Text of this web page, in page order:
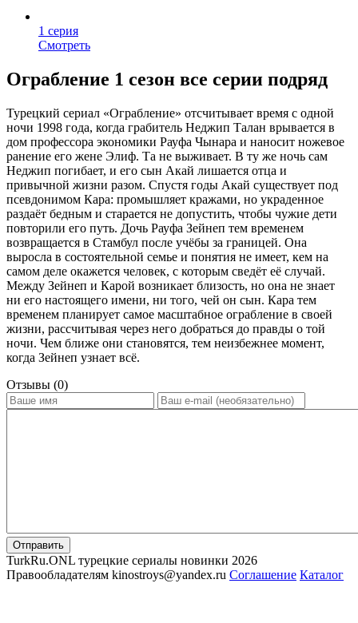
1 серия
Смотреть
Ограбление 1 сезон все серии подряд
Турецкий сериал «Ограбление» отсчитывает время с одной
ночи 1998 года, когда грабитель Неджип Талан врывается в
дом профессора экономики Рауфа Чынара и наносит ножевое
ранение его жене Элиф. Та не выживает. В ту же ночь сам
Неджип погибает, и его сын Акай лишается отца и
привычной жизни разом. Спустя годы Акай существует под
псевдонимом Кара: промышляет кражами, но украденное
раздаёт бедным и старается не допустить, чтобы чужие дети
повторили его путь. Дочь Рауфа Зейнеп тем временем
возвращается в Стамбул после учёбы за границей. Она
выросла в состоятельной семье и понятия не имеет, кем на
самом деле окажется человек, с которым сведёт её случай.
Между Зейнеп и Карой возникает близость, но она не знает
ни его настоящего имени, ни того, чей он сын. Кара тем
временем планирует самое масштабное ограбление в своей
жизни, рассчитывая через него добраться до правды о той
ночи. Чем ближе они становятся, тем неизбежнее момент,
когда Зейнеп узнает всё.
Отзывы (0)
Отправить
TurkRu.ONL турецкие сериалы новинки 2026
Правообладателям kinostroys@yandex.ru Соглашение Каталог